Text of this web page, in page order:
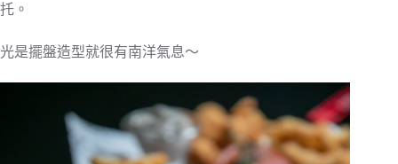
托。
光是擺盤造型就很有南洋氣息～